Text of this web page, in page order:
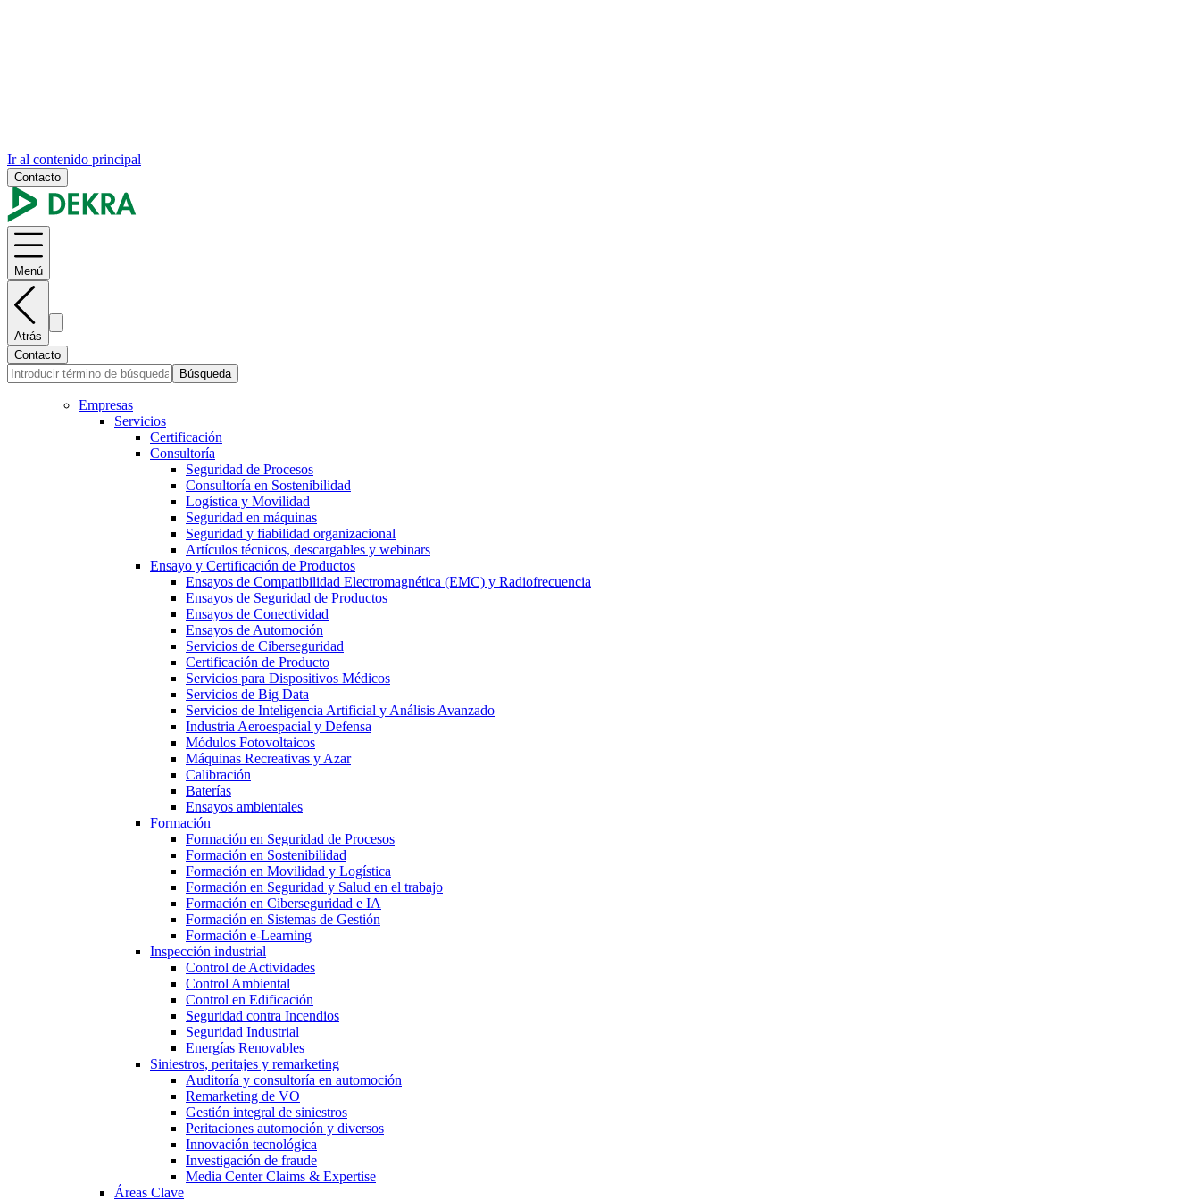
Ir al contenido principal
Contacto
Menú
Atrás
Contacto
Búsqueda
Empresas
Servicios
Certificación
Consultoría
Seguridad de Procesos
Consultoría en Sostenibilidad
Logística y Movilidad
Seguridad en máquinas
Seguridad y fiabilidad organizacional
Artículos técnicos, descargables y webinars
Ensayo y Certificación de Productos
Ensayos de Compatibilidad Electromagnética (EMC) y Radiofrecuencia
Ensayos de Seguridad de Productos
Ensayos de Conectividad
Ensayos de Automoción
Servicios de Ciberseguridad
Certificación de Producto
Servicios para Dispositivos Médicos
Servicios de Big Data
Servicios de Inteligencia Artificial y Análisis Avanzado
Industria Aeroespacial y Defensa
Módulos Fotovoltaicos
Máquinas Recreativas y Azar
Calibración
Baterías
Ensayos ambientales
Formación
Formación en Seguridad de Procesos
Formación en Sostenibilidad
Formación en Movilidad y Logística
Formación en Seguridad y Salud en el trabajo
Formación en Ciberseguridad e IA
Formación en Sistemas de Gestión
Formación e-Learning
Inspección industrial
Control de Actividades
Control Ambiental
Control en Edificación
Seguridad contra Incendios
Seguridad Industrial
Energías Renovables
Siniestros, peritajes y remarketing
Auditoría y consultoría en automoción
Remarketing de VO
Gestión integral de siniestros
Peritaciones automoción y diversos
Innovación tecnológica
Investigación de fraude
Media Center Claims & Expertise
Áreas Clave